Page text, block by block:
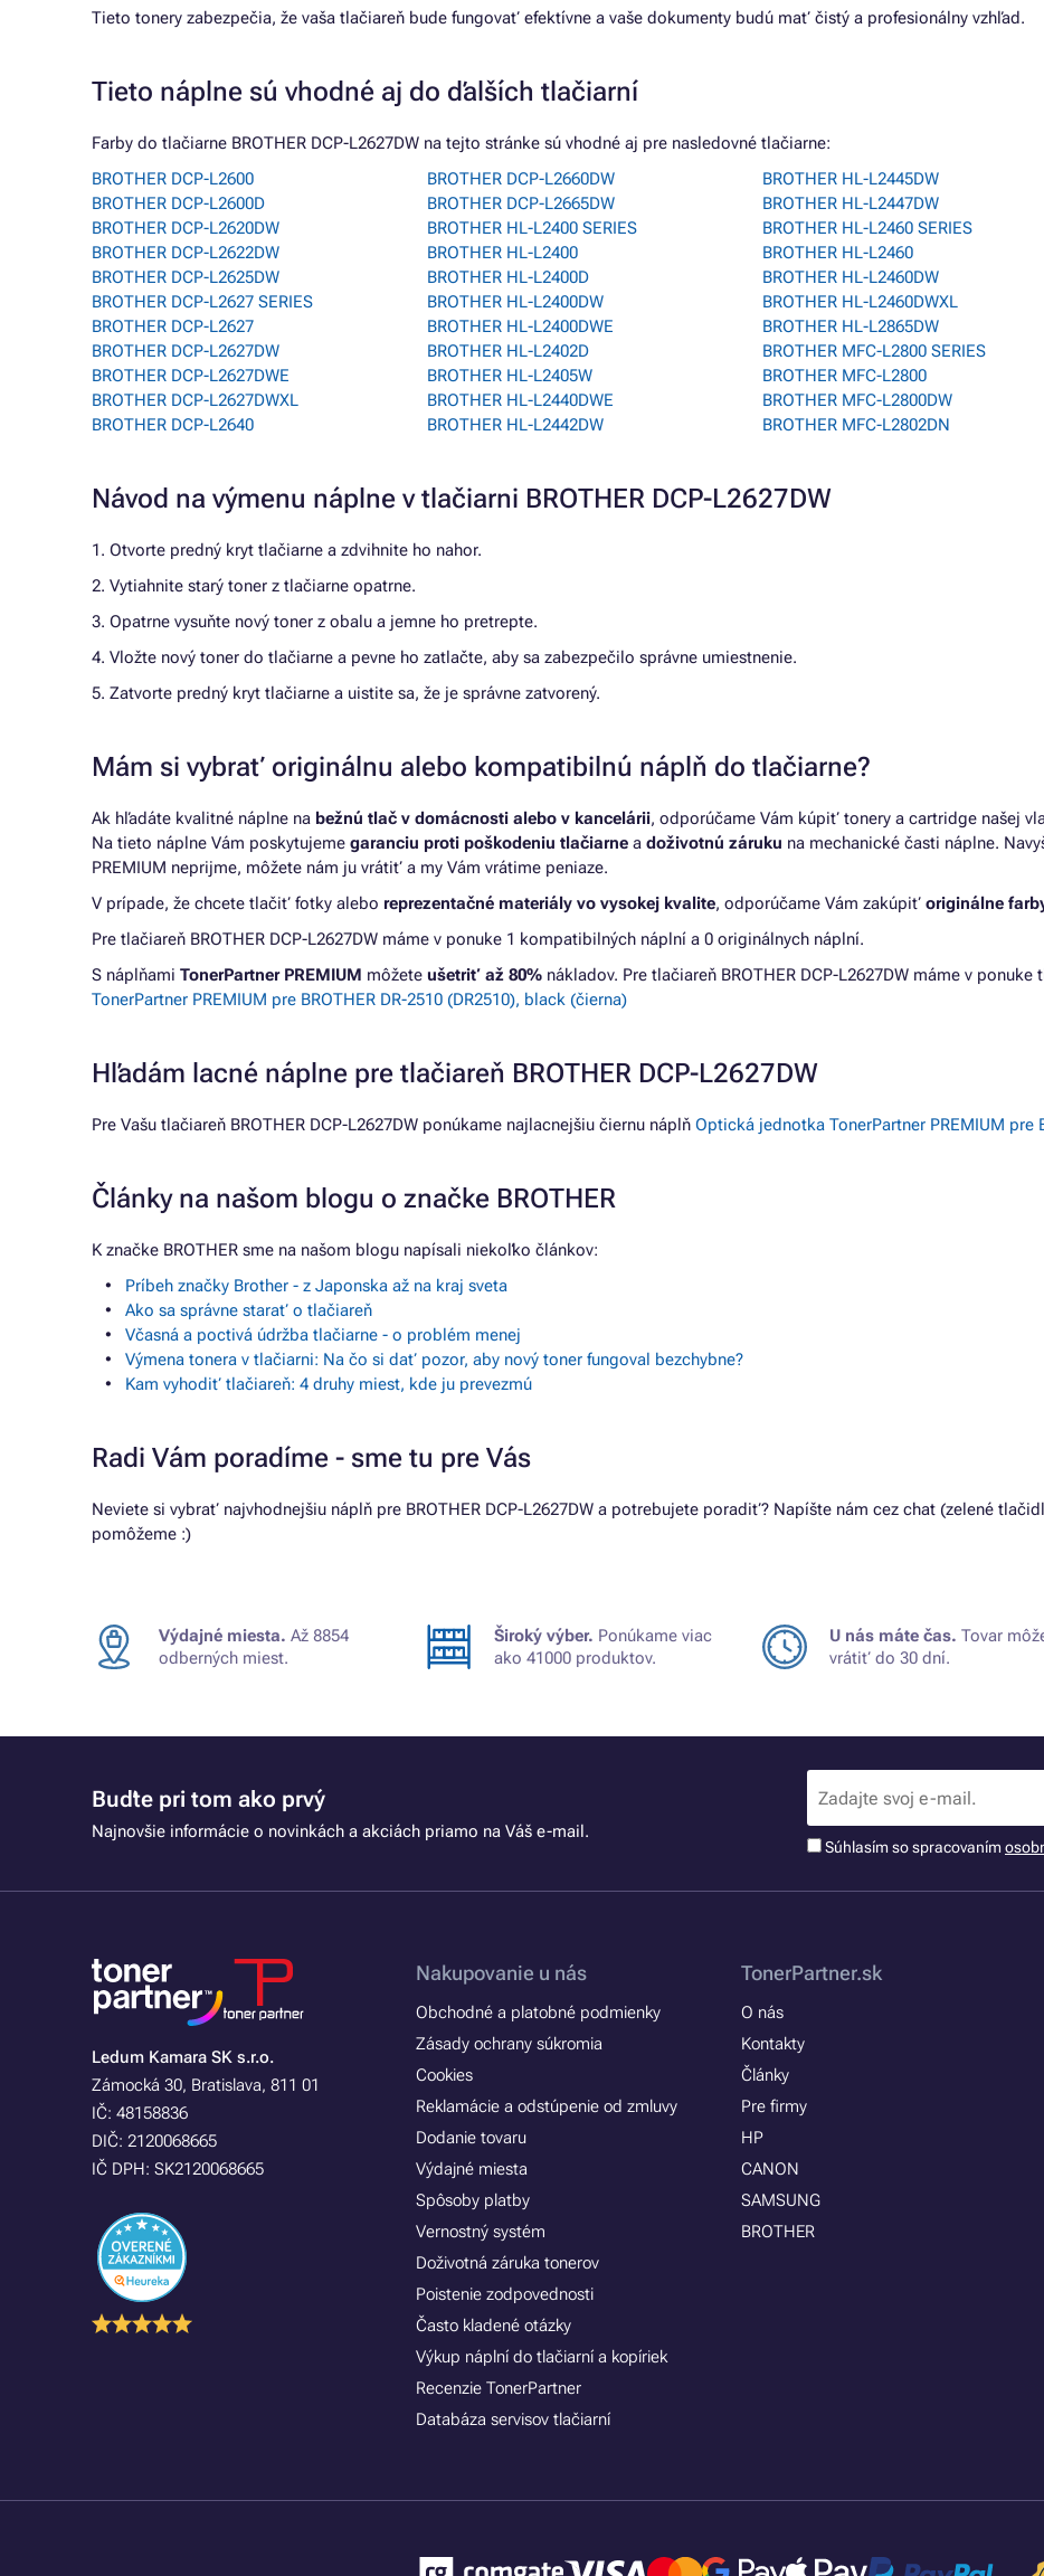
Tieto tonery zabezpečia, že vaša tlačiareň bude fungovať efektívne a vaše dokumenty budú mať čistý a profesionálny vzhľad.
Tieto náplne sú vhodné aj do ďalších tlačiarní
Farby do tlačiarne BROTHER DCP-L2627DW na tejto stránke sú vhodné aj pre nasledovné tlačiarne:
BROTHER DCP-L2600
BROTHER DCP-L2600D
BROTHER DCP-L2620DW
BROTHER DCP-L2622DW
BROTHER DCP-L2625DW
BROTHER DCP-L2627 SERIES
BROTHER DCP-L2627
BROTHER DCP-L2627DW
BROTHER DCP-L2627DWE
BROTHER DCP-L2627DWXL
BROTHER DCP-L2640
BROTHER DCP-L2660DW
BROTHER DCP-L2665DW
BROTHER HL-L2400 SERIES
BROTHER HL-L2400
BROTHER HL-L2400D
BROTHER HL-L2400DW
BROTHER HL-L2400DWE
BROTHER HL-L2402D
BROTHER HL-L2405W
BROTHER HL-L2440DWE
BROTHER HL-L2442DW
BROTHER HL-L2445DW
BROTHER HL-L2447DW
BROTHER HL-L2460 SERIES
BROTHER HL-L2460
BROTHER HL-L2460DW
BROTHER HL-L2460DWXL
BROTHER HL-L2865DW
BROTHER MFC-L2800 SERIES
BROTHER MFC-L2800
BROTHER MFC-L2800DW
BROTHER MFC-L2802DN
Návod na výmenu náplne v tlačiarni BROTHER DCP-L2627DW
1. Otvorte predný kryt tlačiarne a zdvihnite ho nahor.
2. Vytiahnite starý toner z tlačiarne opatrne.
3. Opatrne vysuňte nový toner z obalu a jemne ho pretrepte.
4. Vložte nový toner do tlačiarne a pevne ho zatlačte, aby sa zabezpečilo správne umiestnenie.
5. Zatvorte predný kryt tlačiarne a uistite sa, že je správne zatvorený.
Mám si vybrať originálnu alebo kompatibilnú náplň do tlačiarne?
Ak hľadáte kvalitné náplne na bežnú tlač v domácnosti alebo v kancelárii, odporúčame Vám kúpiť tonery a cartridge našej
Na tieto náplne Vám poskytujeme garanciu proti poškodeniu tlačiarne a doživotnú záruku na mechanické časti náplne.
PREMIUM neprijme, môžete nám ju vrátiť a my Vám vrátime peniaze.
V prípade, že chcete tlačiť fotky alebo reprezentačné materiály vo vysokej kvalite, odporúčame Vám zakúpiť originálne
Pre tlačiareň BROTHER DCP-L2627DW máme v ponuke 1 kompatibilných náplní a 0 originálnych náplní.
S náplňami TonerPartner PREMIUM môžete ušetriť až 80% nákladov. Pre tlačiareň BROTHER DCP-L2627DW máme v
TonerPartner PREMIUM pre BROTHER DR-2510 (DR2510), black (čierna)
Hľadám lacné náplne pre tlačiareň BROTHER DCP-L2627DW
Pre Vašu tlačiareň BROTHER DCP-L2627DW ponúkame najlacnejšiu čiernu náplň Optická jednotka TonerPartner PREMIUM pre
Články na našom blogu o značke BROTHER
K značke BROTHER sme na našom blogu napísali niekoľko článkov:
Príbeh značky Brother - z Japonska až na kraj sveta
Ako sa správne starať o tlačiareň
Včasná a poctivá údržba tlačiarne - o problém menej
Výmena tonera v tlačiarni: Na čo si dať pozor, aby nový toner fungoval bezchybne?
Kam vyhodiť tlačiareň: 4 druhy miest, kde ju prevezmú
Radi Vám poradíme - sme tu pre Vás
Neviete si vybrať najvhodnejšiu náplň pre BROTHER DCP-L2627DW a potrebujete poradiť? Napíšte nám cez chat (zelené
pomôžeme :)
Výdajné miesta. Až 8854
odberných miest.
Široký výber. Ponúkame viac
ako 41000 produktov.
U nás máte čas. Tovar
vrátiť do 30 dní.
Buďte pri tom ako prvý
Najnovšie informácie o novinkách a akciách priamo na Váš e-mail.
Súhlasím so spracovaním
Ledum Kamara SK s.r.o.
Zámocká 30, Bratislava, 811 01
IČ: 48158836
DIČ: 2120068665
IČ DPH: SK2120068665
Nakupovanie u nás
Obchodné a platobné podmienky
Zásady ochrany súkromia
Cookies
Reklamácie a odstúpenie od zmluvy
Dodanie tovaru
Výdajné miesta
Spôsoby platby
Vernostný systém
Doživotná záruka tonerov
Poistenie zodpovednosti
Často kladené otázky
Výkup náplní do tlačiarní a kopíriek
Recenzie TonerPartner
Databáza servisov tlačiarní
TonerPartner.sk
O nás
Kontakty
Články
Pre firmy
HP
CANON
SAMSUNG
BROTHER